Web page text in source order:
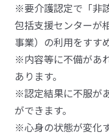
※要介護認定で「非
包括支援センターが
事業）の利用をすす
※内容等に不備があ
あります。
※認定結果に不服が
ができます。
※心身の状態が変化